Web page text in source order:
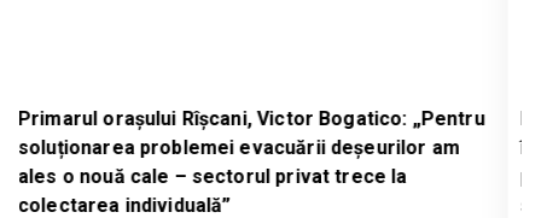
„Pentru
am
trece la
Deputatul Partidului Nostru, Serghei
înregistrat un proiect de lege care
prelungirea licențierii importurilor
scopul protejării producătorilor